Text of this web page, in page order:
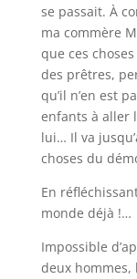
se passait. À
ma commère
que ces
des prêtres,
qu’il n’en est
enfants à aller
lui… Il va
choses du
En
monde déjà !…
Impossible
deux hommes,